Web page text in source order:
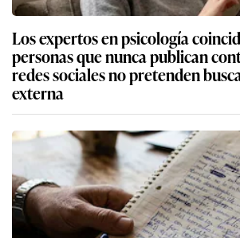
Los expertos en psicología
personas que nunca publican
redes sociales no pretenden
externa